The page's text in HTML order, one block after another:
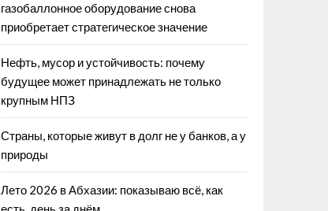
газобаллонное оборудование снова
приобретает стратегическое значение
Нефть, мусор и устойчивость: почему
будущее может принадлежать не только
крупным НПЗ
Страны, которые живут в долг не у банков, а у
природы
Лето 2026 в Абхазии: показываю всё, как